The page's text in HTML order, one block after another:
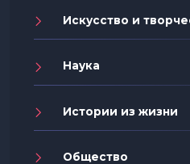
Искусство и
Наука
Истории из жизни
Общество